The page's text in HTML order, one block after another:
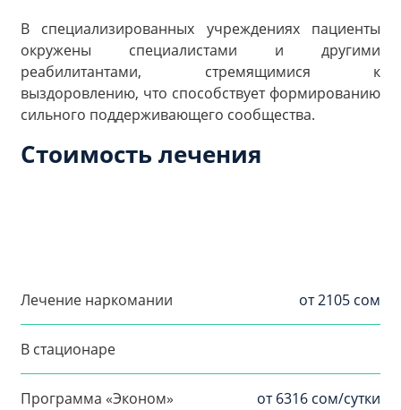
В специализированных учреждениях пациенты
окружены специалистами и другими
реабилитантами, стремящимися к
выздоровлению, что способствует формированию
сильного поддерживающего сообщества.
Стоимость лечения
Лечение наркомании от 2105 сом
В стационаре
Программа «Эконом» от 6316 сом/сутки